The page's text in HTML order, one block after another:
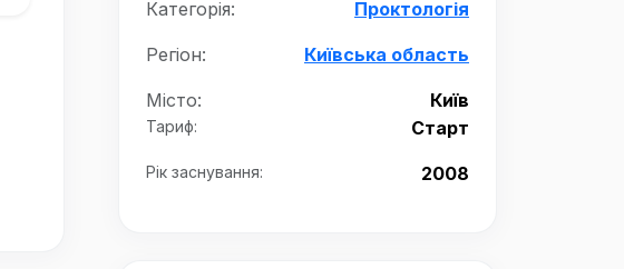
Категорія: Проктологія
Регіон: Київська область
Місто: Київ
Тариф: Старт
Рік заснування: 2008